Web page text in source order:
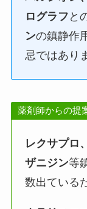
ログラフ と
ンの鎮静作
忌ではあり
薬剤師からの提
レクサプロ
ザニジン等
数出ている